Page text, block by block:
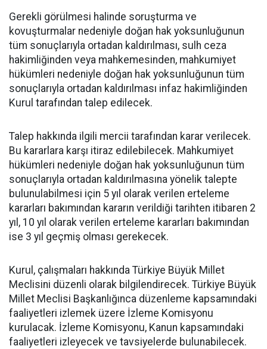
Gerekli görülmesi halinde soruşturma ve
kovuşturmalar nedeniyle doğan hak yoksunluğunun
tüm sonuçlarıyla ortadan kaldırılması, sulh ceza
hakimliğinden veya mahkemesinden, mahkumiyet
hükümleri nedeniyle doğan hak yoksunluğunun tüm
sonuçlarıyla ortadan kaldırılması infaz hakimliğinden
Kurul tarafından talep edilecek.
Talep hakkında ilgili mercii tarafından karar verilecek.
Bu kararlara karşı itiraz edilebilecek. Mahkumiyet
hükümleri nedeniyle doğan hak yoksunluğunun tüm
sonuçlarıyla ortadan kaldırılmasına yönelik talepte
bulunulabilmesi için 5 yıl olarak verilen erteleme
kararları bakımından kararın verildiği tarihten itibaren 2
yıl, 10 yıl olarak verilen erteleme kararları bakımından
ise 3 yıl geçmiş olması gerekecek.
Kurul, çalışmaları hakkında Türkiye Büyük Millet
Meclisini düzenli olarak bilgilendirecek. Türkiye Büyük
Millet Meclisi Başkanlığınca düzenleme kapsamındaki
faaliyetleri izlemek üzere İzleme Komisyonu
kurulacak. İzleme Komisyonu, Kanun kapsamındaki
faaliyetleri izleyecek ve tavsiyelerde bulunabilecek.